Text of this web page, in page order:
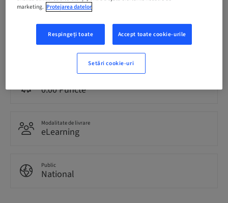
15. sept. 2041 (UTC+1)
Romanian
Italian
0.00 Puncte
Modalitate de livrare
eLearning
Public
National
marketing. Protejarea datelor
Respingeți toate Accept toate cookie-urile
Setări cookie-uri